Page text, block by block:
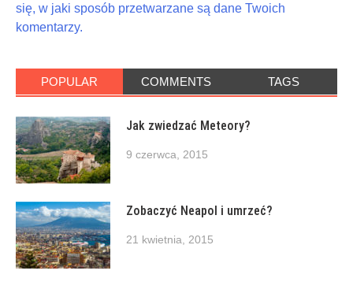
się, w jaki sposób przetwarzane są dane Twoich
komentarzy.
POPULAR COMMENTS TAGS
Jak zwiedzać Meteory?
9 czerwca, 2015
Zobaczyć Neapol i umrzeć?
21 kwietnia, 2015